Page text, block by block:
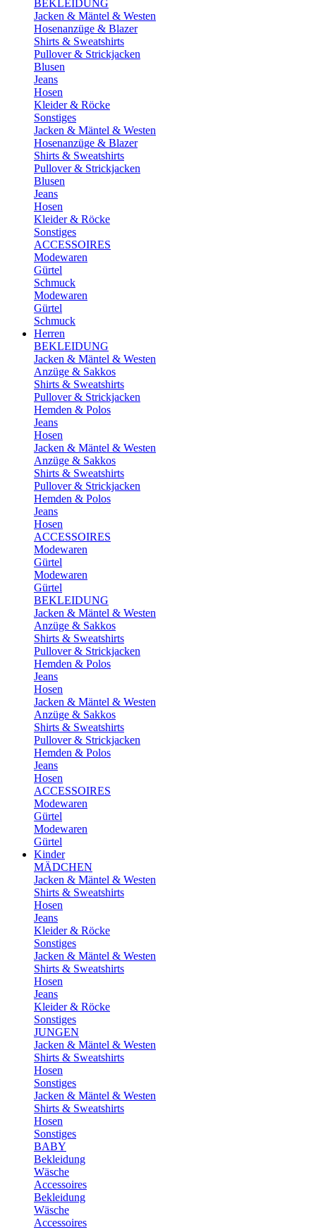
BEKLEIDUNG
Jacken & Mäntel & Westen
Hosenanzüge & Blazer
Shirts & Sweatshirts
Pullover & Strickjacken
Blusen
Jeans
Hosen
Kleider & Röcke
Sonstiges
Jacken & Mäntel & Westen
Hosenanzüge & Blazer
Shirts & Sweatshirts
Pullover & Strickjacken
Blusen
Jeans
Hosen
Kleider & Röcke
Sonstiges
ACCESSOIRES
Modewaren
Gürtel
Schmuck
Modewaren
Gürtel
Schmuck
Herren
BEKLEIDUNG
Jacken & Mäntel & Westen
Anzüge & Sakkos
Shirts & Sweatshirts
Pullover & Strickjacken
Hemden & Polos
Jeans
Hosen
Jacken & Mäntel & Westen
Anzüge & Sakkos
Shirts & Sweatshirts
Pullover & Strickjacken
Hemden & Polos
Jeans
Hosen
ACCESSOIRES
Modewaren
Gürtel
Modewaren
Gürtel
BEKLEIDUNG
Jacken & Mäntel & Westen
Anzüge & Sakkos
Shirts & Sweatshirts
Pullover & Strickjacken
Hemden & Polos
Jeans
Hosen
Jacken & Mäntel & Westen
Anzüge & Sakkos
Shirts & Sweatshirts
Pullover & Strickjacken
Hemden & Polos
Jeans
Hosen
ACCESSOIRES
Modewaren
Gürtel
Modewaren
Gürtel
Kinder
MÄDCHEN
Jacken & Mäntel & Westen
Shirts & Sweatshirts
Hosen
Jeans
Kleider & Röcke
Sonstiges
Jacken & Mäntel & Westen
Shirts & Sweatshirts
Hosen
Jeans
Kleider & Röcke
Sonstiges
JUNGEN
Jacken & Mäntel & Westen
Shirts & Sweatshirts
Hosen
Sonstiges
Jacken & Mäntel & Westen
Shirts & Sweatshirts
Hosen
Sonstiges
BABY
Bekleidung
Wäsche
Accessoires
Bekleidung
Wäsche
Accessoires